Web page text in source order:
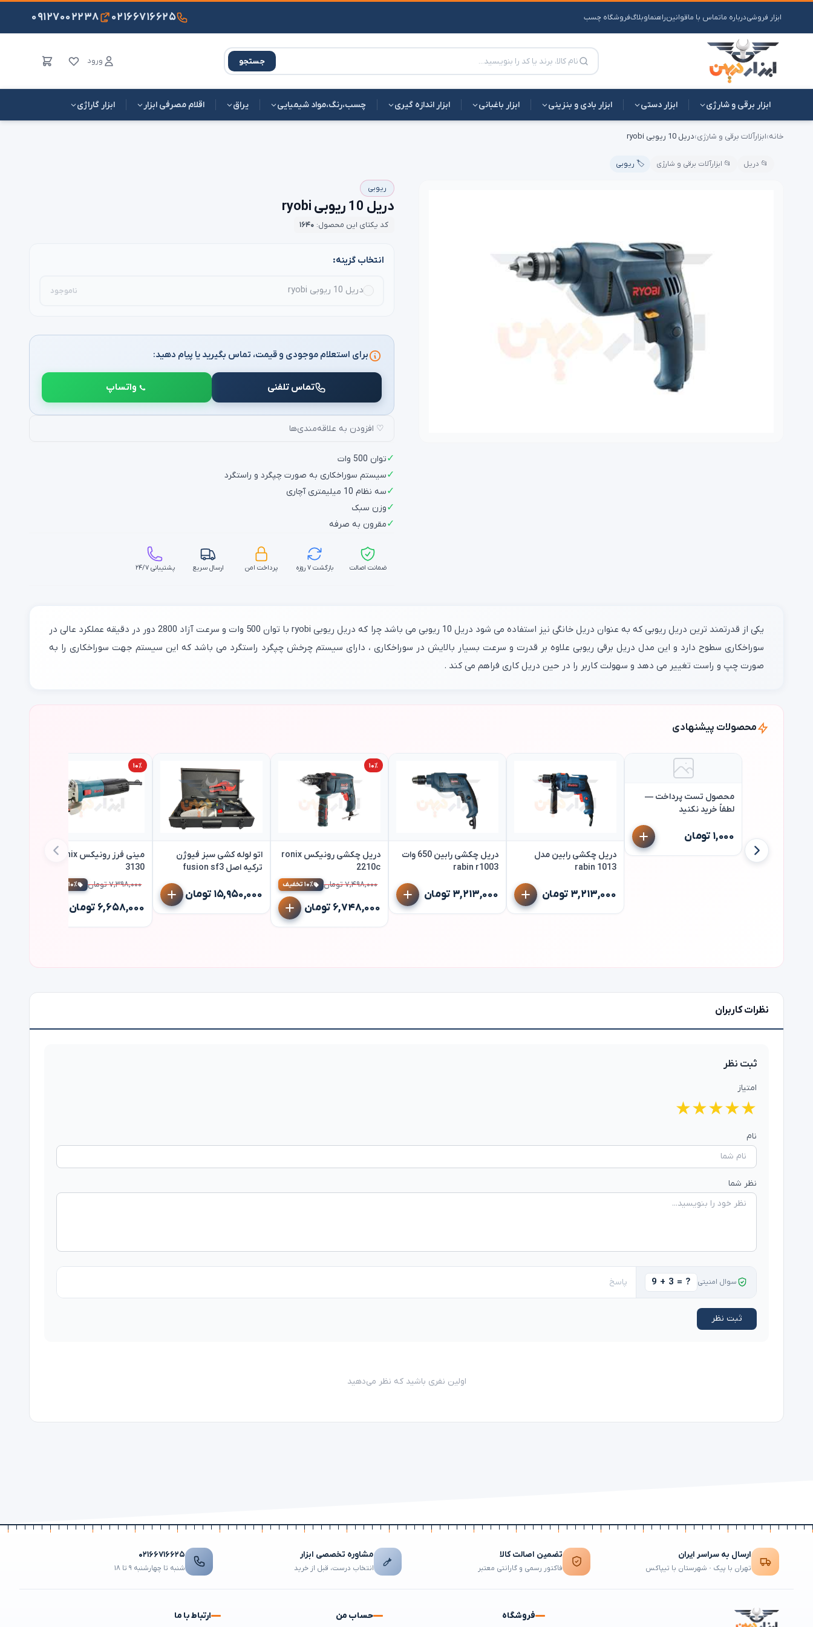
ابزار فروشیدرباره ماتماس با ماقوانینراهنماوبلاگفروشگاه چسب ۰۲۱۶۶۷۱۶۶۲۵ ۰۹۱۲۷۰۰۲۲۳۸
جستجو ورود
ابزار برقی و شارژی ابزار دستی ابزار بادی و بنزینی ابزار باغبانی ابزار اندازه گیری چسب،رنگ،مواد شیمیایی یراق اقلام مصرفی ابزار ابزار گاراژی
خانه›ابزارآلات برقی و شارژی›دریل 10 ریوبی ryobi
📂 دریل 📂 ابزارآلات برقی و شارژی 🏷️ ریوبی
ریوبی
دریل 10 ریوبی ryobi
کد یکتای این محصول: ۱۶۴۰
انتخاب گزینه:
دریل 10 ریوبی ryobi ناموجود
برای استعلام موجودی و قیمت، تماس بگیرید یا پیام دهید:
تماس تلفنی واتساپ
♡ افزودن به علاقه‌مندی‌ها
✓توان 500 وات
✓سیستم سوراخکاری به صورت چپگرد و راستگرد
✓سه نظام 10 میلیمتری آچاری
✓وزن سبک
✓مقرون به صرفه
ضمانت اصالت بازگشت ۷ روزه پرداخت امن ارسال سریع پشتیبانی ۲۴/۷
یکی از قدرتمند ترین دریل ریوبی که به عنوان دریل خانگی نیز استفاده می شود دریل 10 ریوبی می باشد چرا که دریل ریوبی ryobi با توان 500 وات و سرعت آزاد 2800 دور در دقیقه عملکرد عالی در
سوراخکاری سطوح دارد و این مدل دریل برقی ریوبی علاوه بر قدرت و سرعت بسیار بالایش در سوراخکاری ، دارای سیستم چرخش چپگرد راستگرد می باشد که این سیستم جهت سوراخکاری را به
صورت چپ و راست تغییر می دهد و سهولت کاربر را در حین دریل کاری فراهم می کند .
محصولات پیشنهادی
محصول تست پرداخت —
لطفاً خرید نکنید
۱,۰۰۰ تومان
دریل چکشی رابین مدل
rabin 1013
۳,۲۱۳,۰۰۰ تومان
دریل چکشی رابین 650 وات
rabin r1003
۳,۲۱۳,۰۰۰ تومان
۱۰٪
دریل چکشی رونیکس ronix
2210c
۷,۴۹۸,۰۰۰ تومان ۱۰٪ تخفیف
۶,۷۴۸,۰۰۰ تومان
اتو لوله کشی سبز فیوژن
ترکیه اصل fusion sf3
۱۵,۹۵۰,۰۰۰ تومان
۱۰٪
مینی فرز رونیکس ronix
3130
۷,۳۹۸,۰۰۰ تومان ۱۰٪ تخفیف
۶,۶۵۸,۰۰۰ تومان
نظرات کاربران
ثبت نظر
امتیاز
★
★
★
★
★
نام
نظر شما
سوال امنیتی 9 + 3 = ?
ثبت نظر
اولین نفری باشید که نظر می‌دهید
ارسال به سراسر ایران
تهران با پیک · شهرستان با تیپاکس
تضمین اصالت کالا
فاکتور رسمی و گارانتی معتبر
مشاوره تخصصی ابزار
انتخاب درست، قبل از خرید
۰۲۱۶۶۷۱۶۶۲۵
شنبه تا چهارشنبه ۹ تا ۱۸
فروشگاه حساب من ارتباط با ما